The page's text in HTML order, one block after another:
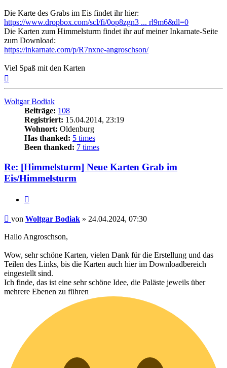
Die Karte des Grabs im Eis findet ihr hier:
https://www.dropbox.com/scl/fi/0op8zgn3 ... rl9m6&dl=0
Die Karten zum Himmelsturm findet ihr auf meiner Inkarnate-Seite
zum Download:
https://inkarnate.com/p/R7nxne-angroschson/
Viel Spaß mit den Karten
Woltgar Bodiak
Beiträge: 108
Registriert: 15.04.2014, 23:19
Wohnort: Oldenburg
Has thanked: 5 times
Been thanked: 7 times
Re: [Himmelsturm] Neue Karten Grab im
Eis/Himmelsturm
Beitrag
von Woltgar Bodiak » 24.04.2024, 07:30
Hallo Angroschson,
Wow, sehr schöne Karten, vielen Dank für die Erstellung und das
Teilen des Links, bis die Karten auch hier im Downloadbereich
eingestellt sind.
Ich finde, das ist eine sehr schöne Idee, die Paläste jeweils über
mehrere Ebenen zu führen